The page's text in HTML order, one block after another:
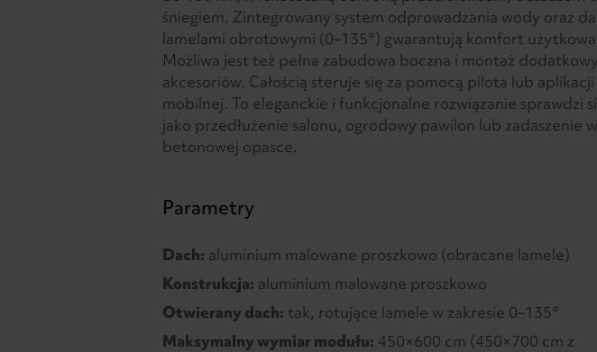
śniegiem. Zintegrowany system odprowadzania wody oraz
lamelami obrotowymi (0–135°) gwarantują komfort
Możliwa jest też pełna zabudowa boczna i montaż
akcesoriów. Całością steruje się za pomocą pilota lub aplikacji
mobilnej. To eleganckie i funkcjonalne rozwiązanie sprawdzi
jako przedłużenie salonu, ogrodowy pawilon lub zadaszenie w
betonowej opasce.
Parametry
Dach: aluminium malowane proszkowo (obracane lamele)
Konstrukcja: aluminium malowane proszkowo
Otwierany dach: tak, rotujące lamele w zakresie 0–135°
Maksymalny wymiar modułu: 450×600 cm (450×700 cm z